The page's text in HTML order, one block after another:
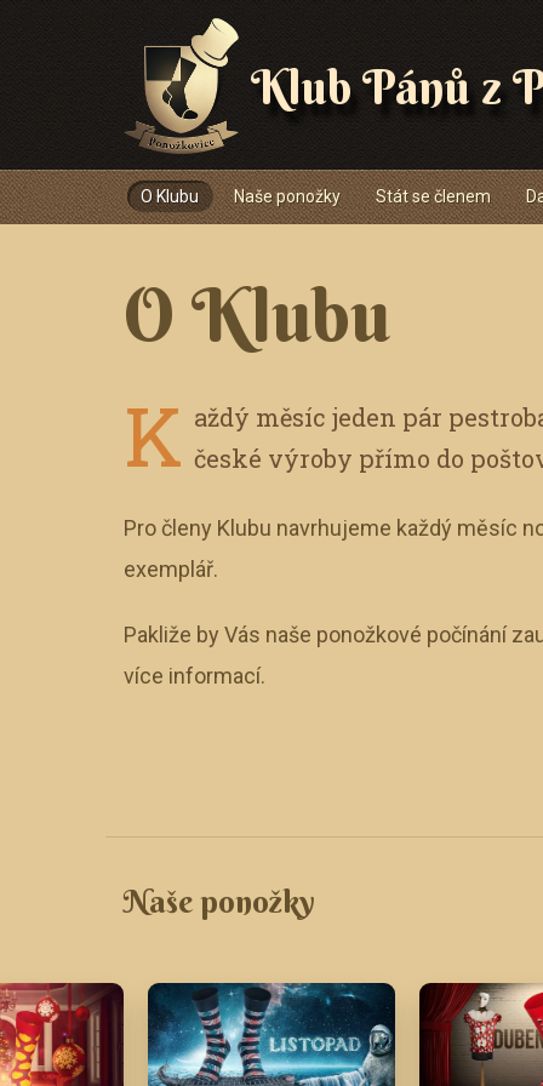
Klub Pánů z
Navigace
O Klubu Naše ponožky Stát se členem
O Klubu
K aždý měsíc jeden pár
české výroby přímo do
Pro členy Klubu navrhujeme každý měsíc
exemplář.
Pakliže by Vás naše ponožkové počínání
více informací.
Naše ponožky